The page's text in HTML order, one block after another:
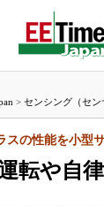
> センシング（セン
転や自
スの性能を小型